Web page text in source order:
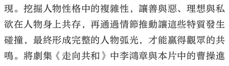
現。挖掘人物性格中的複雜性，讓善與惡、理想與私
欲在人物身上共存，再通過情節推動讓這些特質發生
碰撞，最終形成完整的人物弧光，才能贏得觀眾的共
鳴。將劇集《走向共和》中李鴻章與本片中的曹操進